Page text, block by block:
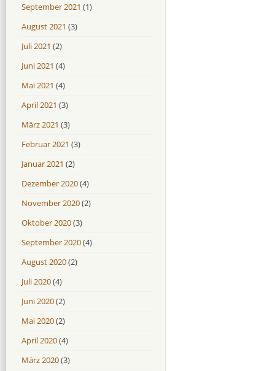
September 2021 (1)
August 2021 (3)
Juli 2021 (2)
Juni 2021 (4)
Mai 2021 (4)
April 2021 (3)
März 2021 (3)
Februar 2021 (3)
Januar 2021 (2)
Dezember 2020(4)
November 2020(2)
Oktober 2020(3)
September 2020(4)
August 2020(2)
Juli 2020(4)
Juni 2020(2)
Mai 2020(2)
April 2020(4)
März 2020(3)